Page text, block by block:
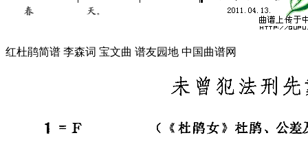
红杜鹃简谱 李森词 宝文曲 谱友园地 中国曲谱网